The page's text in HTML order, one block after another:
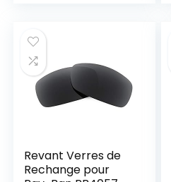
Revant Verres de
Rechange pour